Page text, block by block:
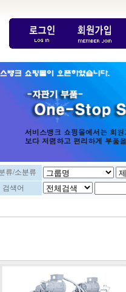
류/소분류
검색어